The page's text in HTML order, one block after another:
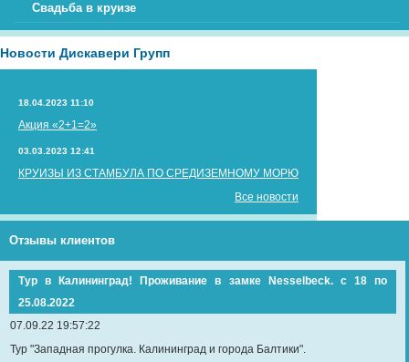
Свадьба в круизе
Новости Дискавери Групп
18.04.2023 11:10
Акция «2+1=2»
03.03.2023 12:41
КРУИЗЫ ИЗ СТАМБУЛА ПО СРЕДИЗЕМНОМУ МОРЮ
Все новости
Отзывы клиентов
Тур в Калининград! Проживание в замке Nesselbeck. с 18 по
25.08.2022
07.09.22 19:57:22
Тур "Западная прогулка. Калининград и города Балтики".